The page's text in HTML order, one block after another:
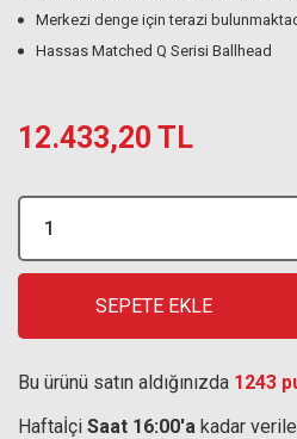
Merkezi denge için terazi
Hassas Matched Q Serisi Ballhead
12.433,20 TL
SEPETE EKLE
Bu ürünü satın aldığınızda 1243
Haftaİçi Saat 16:00'a kadar